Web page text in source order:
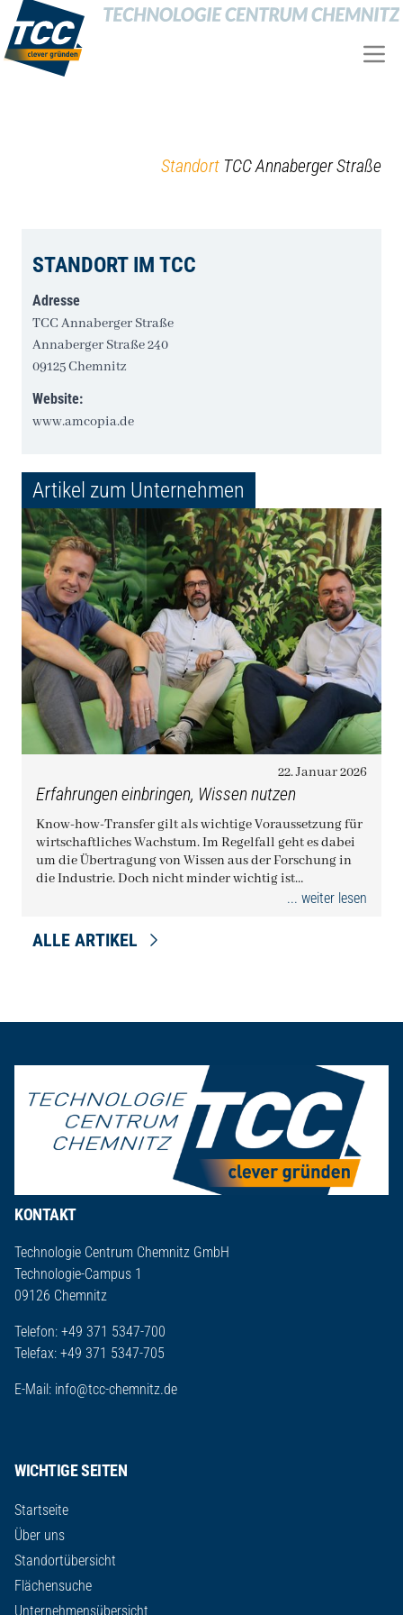
Standort TCC Annaberger Straße
STANDORT IM TCC
Adresse
TCC Annaberger Straße
Annaberger Straße 240
09125 Chemnitz
Website:
www.amcopia.de
Artikel zum Unternehmen
22. Januar 2026
Erfahrungen einbringen, Wissen nutzen
Know-how-Transfer gilt als wichtige Voraussetzung für
wirtschaftliches Wachstum. Im Regelfall geht es dabei
um die Übertragung von Wissen aus der Forschung in
die Industrie. Doch nicht minder wichtig ist
... weiter lesen
ALLE ARTIKEL
KONTAKT
Technologie Centrum Chemnitz GmbH
Technologie-Campus 1
09126 Chemnitz
Telefon: +49 371 5347-700
Telefax: +49 371 5347-705
E-Mail: info@tcc-chemnitz.de
WICHTIGE SEITEN
Startseite
Über uns
Standortübersicht
Flächensuche
Unternehmensübersicht